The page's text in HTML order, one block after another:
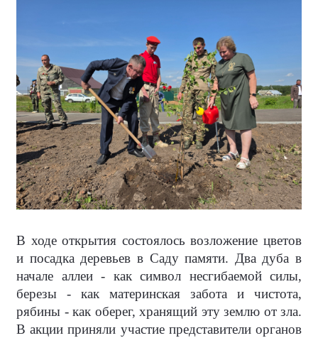
В ходе открытия состоялось возложение цветов
и посадка деревьев в Саду памяти. Два дуба в
начале аллеи - как символ несгибаемой силы,
березы - как материнская забота и чистота,
рябины - как оберег, хранящий эту землю от зла.
В акции приняли участие представители органов